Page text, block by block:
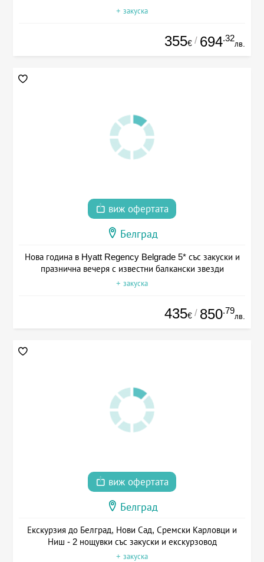
+ закуска
355€ / 694.32
лв.
виж офертата
Белград
Нова година в Hyatt Regency Belgrade 5* със закуски и
празнична вечеря с известни балкански звезди
+ закуска
435€ / 850.79
лв.
виж офертата
Белград
Екскурзия до Белград, Нови Сад, Сремски Карловци и
Ниш - 2 нощувки със закуски и екскурзовод
+ закуска